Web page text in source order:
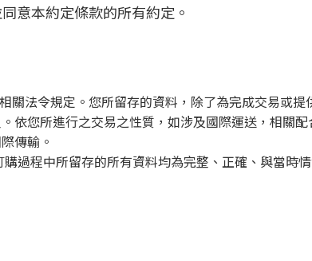
意本約定條款的所有約定。
關法令規定。您所留存的資料，除了為完成交易或提
依您所進行之交易之性質，如涉及國際運送，相關
傳輸。
過程中所留存的所有資料均為完整、正確、與當時情